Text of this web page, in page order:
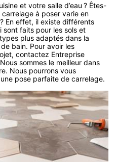
et votre salle d’eau ? Êtes-
à poser varie en
En effet, il existe différents
faits pour les sols et
plus adaptés dans la
bain. Pour avoir les
contactez Entreprise
sommes le meilleur dans
Nous pourrons vous
pose parfaite de carrelage.